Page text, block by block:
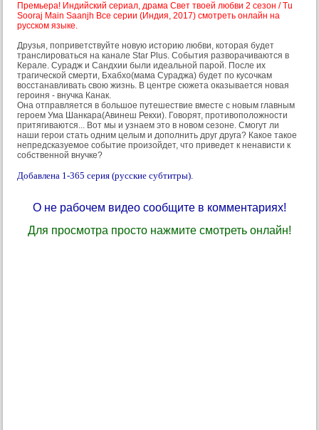
Премьера! Индийский сериал, драма Свет твоей любви 2 сезон / Tu
Sooraj Main Saanjh Все серии (Индия, 2017) смотреть онлайн на
русском языке.
Друзья, поприветствуйте новую историю любви, которая будет
транслироваться на канале Star Plus. События разворачиваются в
Керале. Сурадж и Сандхии были идеальной парой. После их
трагической смерти, Бхабхо(мама Сураджа) будет по кусочкам
восстанавливать свою жизнь. В центре сюжета оказывается новая
героиня - внучка Канак.
Она отправляется в большое путешествие вместе с новым главным
героем Ума Шанкара(Авинеш Рекхи). Говорят, противоположности
притягиваются... Вот мы и узнаем это в новом сезоне. Смогут ли
наши герои стать одним целым и дополнить друг друга? Какое такое
непредсказуемое событие произойдет, что приведет к ненависти к
собственной внучке?
Добавлена 1-365 серия (русские субтитры).
О не рабочем видео сообщите в комментариях!
Для просмотра просто нажмите смотреть онлайн!